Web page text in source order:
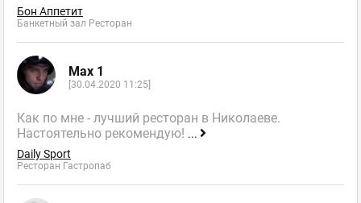
Бон Аппетит
Банкетный зал Ресторан
Max 1
[30.04.2020 11:25]
Как по мне - лучший ресторан в Николаеве.
Настоятельно рекомендую! ...
Daily Sport
Ресторан Гастропаб